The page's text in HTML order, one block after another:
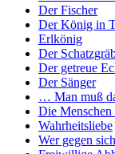
Der Fischer
Der König in
Erlkönig
Der
Der getreue
Der Sänger
… Man muß
Die Menschen
Wahrheitsliebe
Wer gegen sich